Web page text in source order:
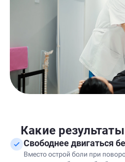
Какие
Свободнее двигаться
Вместо острой боли при